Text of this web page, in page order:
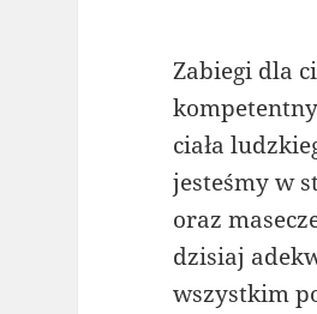
Zabiegi dla
ciała
jesteśmy w
oraz
dzisiaj
wszystkim